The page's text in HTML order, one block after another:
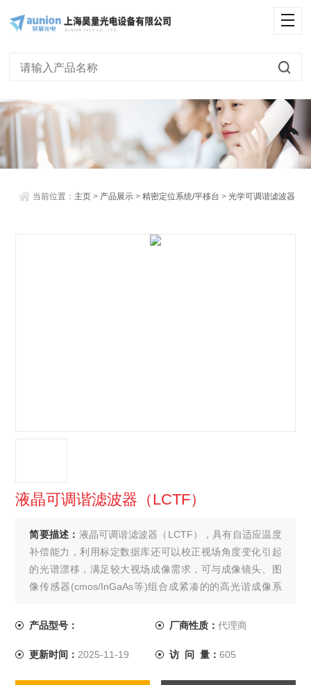
当前位置： 主页 > 产品展示 >精密定位系统/平移台 >光学可调谐滤波器
液晶可调谐滤波器（LCTF）
简要描述： 液晶可调谐滤波器（LCTF），具有自适应温度
补偿能力，利用标定数据库还可以校正视场角度变化引起
的光谱漂移，满足较大视场成像需求，可与成像镜头、图
像传感器(cmos/InGaAs等)组合成紧凑的的高光谐成像系
产品型号：
厂商性质： 代理商
更新时间： 2025-11-19 访 问 量： 605